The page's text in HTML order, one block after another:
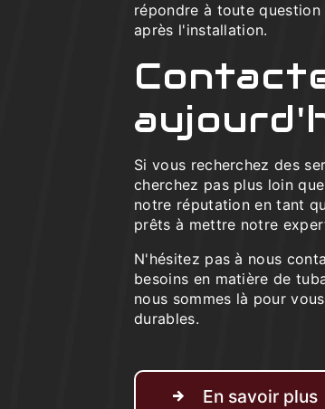
répondre à toute
après l'installation.
Si vous recherchez des
cherchez pas plus loin
notre réputation en tant
prêts à mettre notre
N'hésitez pas à nous
besoins en matière de
nous sommes là pour
durables.
En savoir plus